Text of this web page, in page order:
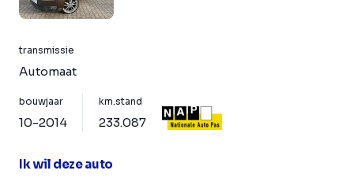
transmissie
Automaat
bouwjaar
10-2014
km.stand
233.087
Ik wil deze auto